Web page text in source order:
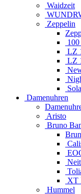
Waidzeit
Zeppelin
LZ
LZ
Damenuhren
Aristo
Bruno
XT
Hummel